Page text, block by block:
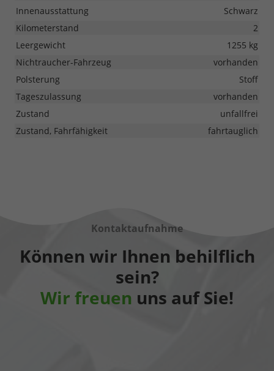
Innenausstattung
Schwarz
Kilometerstand
2
Leergewicht
1255 kg
Nichtraucher-Fahrzeug
vorhanden
Polsterung
Stoff
Tageszulassung
vorhanden
Zustand
unfallfrei
Zustand, Fahrfähigkeit
fahrtauglich
Kontaktaufnahme
Können wir Ihnen behilflich
sein?
Wir freuen uns auf Sie!